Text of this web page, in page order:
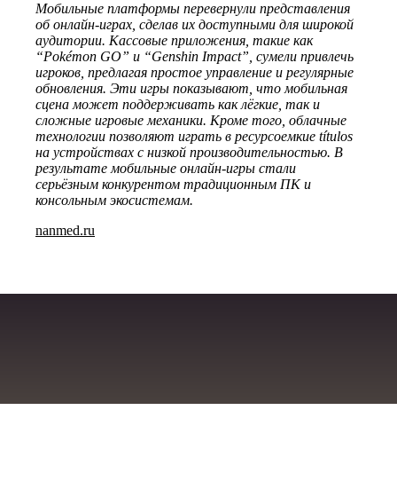
Мобильные платформы перевернули представления
об онлайн-играх, сделав их доступными для широкой
аудитории. Кассовые приложения, такие как
“Pokémon GO” и “Genshin Impact”, сумели привлечь
игроков, предлагая простое управление и регулярные
обновления. Эти игры показывают, что мобильная
сцена может поддерживать как лёгкие, так и
сложные игровые механики. Кроме того, облачные
технологии позволяют играть в ресурсоемкие títulos
на устройствах с низкой производительностью. В
результате мобильные онлайн-игры стали
серьёзным конкурентом традиционным ПК и
консольным экосистемам.
nanmed.ru